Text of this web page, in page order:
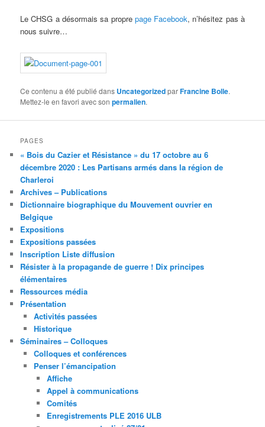
Le CHSG a désormais sa proprepage Facebook, n’hésitez pas à
nous suivre…
Ce contenu a été publié dans UncategorizedparFrancine Bolle.
Mettez-le en favori avec sonpermalien.
PAGES
« Bois du Cazier et Résistance » du 17 octobre au 6
décembre 2020 : Les Partisans armés dans la région de
Charleroi
Archives – Publications
Dictionnaire biographique du Mouvement ouvrier en
Belgique
Expositions
Expositions passées
Inscription Liste diffusion
Résister à la propagande de guerre ! Dix principes
élémentaires
Ressources média
Présentation
Activités passées
Historique
Séminaires – Colloques
Colloques et conférences
Penser l’émancipation
Affiche
Appel à communications
Comités
Enregistrements PLE 2016 ULB